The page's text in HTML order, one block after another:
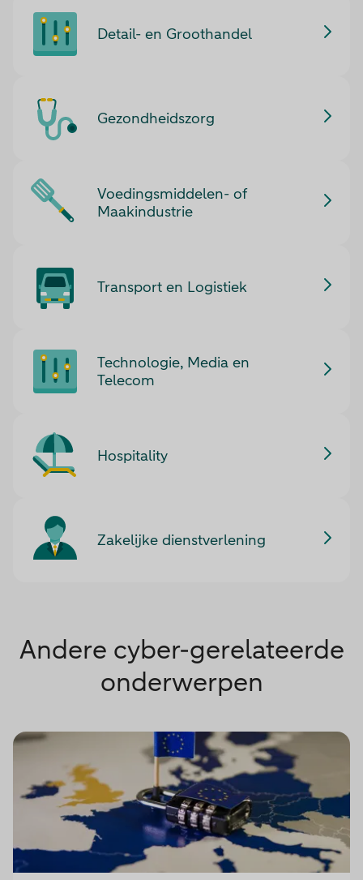
Detail- en Groothandel
Gezondheidszorg
Voedingsmiddelen- of
Maakindustrie
Transport en Logistiek
Technologie, Media en
Telecom
Hospitality
Zakelijke dienstverlening
Andere cyber-gerelateerde
onderwerpen